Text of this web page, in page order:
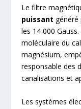
Le filtre
puissant
les 14 000
moléculaire du
magnésium,
responsable des
canalisations et
Les systèmes